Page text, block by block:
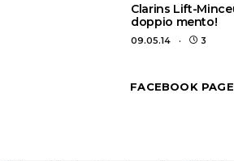
Clarins Lift-
doppio mento!
09.05.14 3
FACEBOOK PAGE